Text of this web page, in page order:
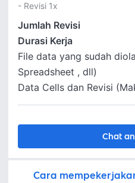
- Revisi 1x
Jumlah Revisi
Durasi Kerja
File data yang sudah
Spreadsheet , dll)
Data Cells dan Revisi
Chat
Cara